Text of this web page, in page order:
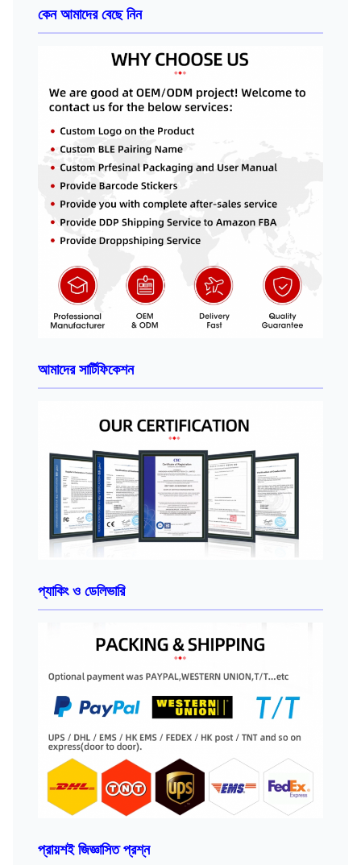
কেন আমাদের বেছে নিন
আমাদের সার্টিফিকেশন
প্যাকিং ও ডেলিভারি
প্রায়শই জিজ্ঞাসিত প্রশ্ন